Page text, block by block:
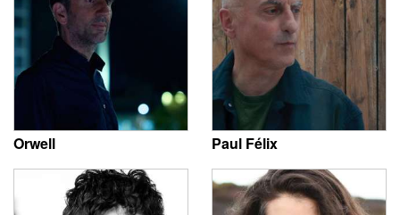
Orwell Paul Félix